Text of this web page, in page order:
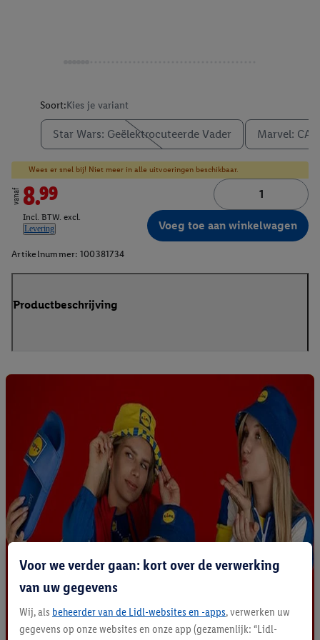
Soort:Kies je variant
Star Wars: Geëlektrocuteerde Vader Marvel: CA
Wees er snel bij! Niet meer in alle uitvoeringen beschikbaar.
vanaf 8.99
Incl. BTW. excl.
Levering
Voeg toe aan winkelwagen
Artikelnummer: 100381734
Productbeschrijving
Voor we verder gaan: kort over de verwerking
van uw gegevens
Wij, als beheerder van de Lidl-websites en -apps, verwerken uw
gegevens op onze websites en onze app (gezamenlijk: “Lidl-